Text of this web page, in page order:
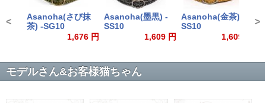
Asanoha(さび抹
茶) -SG10
1,676 円
Asanoha(墨黒) -
SS10
1,609 円
Asanoha(金茶) -
SS10
1,609 円
< >
モデルさん&お客様猫ちゃん